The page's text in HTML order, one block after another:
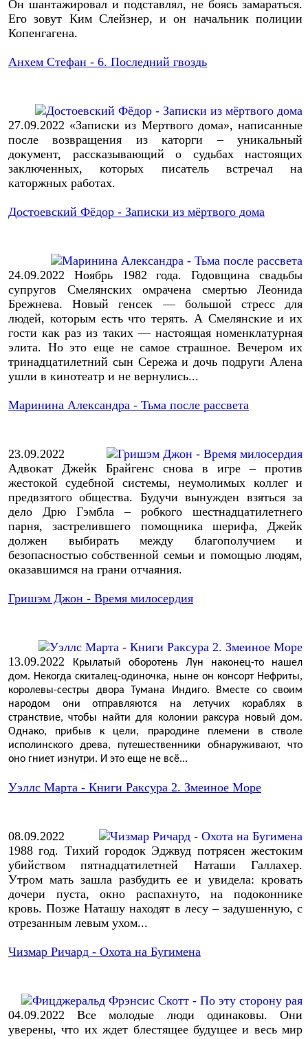
Он шантажировал и подставлял, не боясь замараться.
Его зовут Ким Слейзнер, и он начальник полиции
Копенгагена.
Анхем Стефан - 6. Последний гвоздь
27.09.2022 «Записки из Мертвого дома», написанные
после возвращения из каторги – уникальный
документ, рассказывающий о судьбах настоящих
заключенных, которых писатель встречал на
каторжных работах.
Достоевский Фёдор - Записки из мёртвого дома
24.09.2022
Ноябрь 1982 года. Годовщина свадьбы
супругов Смелянских омрачена смертью Леонида
Брежнева. Новый генсек — большой стресс для
людей, которым есть что терять. А Смелянские и их
гости как раз из таких — настоящая номенклатурная
элита. Но это еще не самое страшное. Вечером их
тринадцатилетний сын Сережа и дочь подруги Алена
ушли в кинотеатр и не вернулись...
Маринина Александра - Тьма после рассвета
23.09.2022
Адвокат Джейк Брайгенс снова в игре – против
жестокой судебной системы, неумолимых коллег и
предвзятого общества. Будучи вынужден взяться за
дело Дрю Гэмбла – робкого шестнадцатилетнего
парня, застрелившего помощника шерифа, Джейк
должен выбирать между благополучием и
безопасностью собственной семьи и помощью людям,
оказавшимся на грани отчаяния.
Гришэм Джон - Время милосердия
13.09.2022
Крылатый оборотень Лун наконец-то нашел
дом. Некогда скиталец-одиночка, ныне он консорт Нефриты,
королевы-сестры двора Тумана Индиго. Вместе со своим
народом они отправляются на летучих кораблях в
странствие, чтобы найти для колонии раксура новый дом.
Однако, прибыв к цели, прародине племени в стволе
исполинского древа, путешественники обнаруживают, что
оно гниет изнутри. И это еще не всё...
Уэллс Марта - Книги Раксура 2. Змеиное Море
08.09.2022
1988 год. Тихий городок Эджвуд потрясен жестоким
убийством пятнадцатилетней Наташи Галлахер.
Утром мать зашла разбудить ее и увидела: кровать
дочери пуста, окно распахнуто, на подоконнике
кровь. Позже Наташу находят в лесу – задушенную, с
отрезанным левым ухом...
Чизмар Ричард - Охота на Бугимена
04.09.2022
Все молодые люди одинаковы. Они
уверены, что их ждет блестящее будущее и весь мир